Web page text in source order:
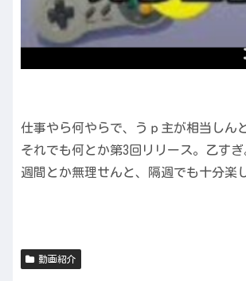
仕事やら何やらで、うｐ主が相当しん
それでも何とか第3回リリース。乙すぎ
週間とか無理せんと、隔週でも十分楽
動画紹介